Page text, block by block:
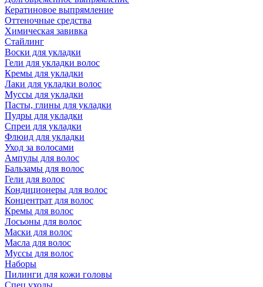
Кератиновое выпрямление
Оттеночные средства
Химическая завивка
Стайлинг
Воски для укладки
Гели для укладки волос
Кремы для укладки
Лаки для укладки волос
Муссы для укладки
Пасты, глины для укладки
Пудры для укладки
Спреи для укладки
Флюид для укладки
Уход за волосами
Ампулы для волос
Бальзамы для волос
Гели для волос
Кондиционеры для волос
Концентрат для волос
Кремы для волос
Лосьоны для волос
Маски для волос
Масла для волос
Муссы для волос
Наборы
Пилинги для кожи головы
Спец.уходы